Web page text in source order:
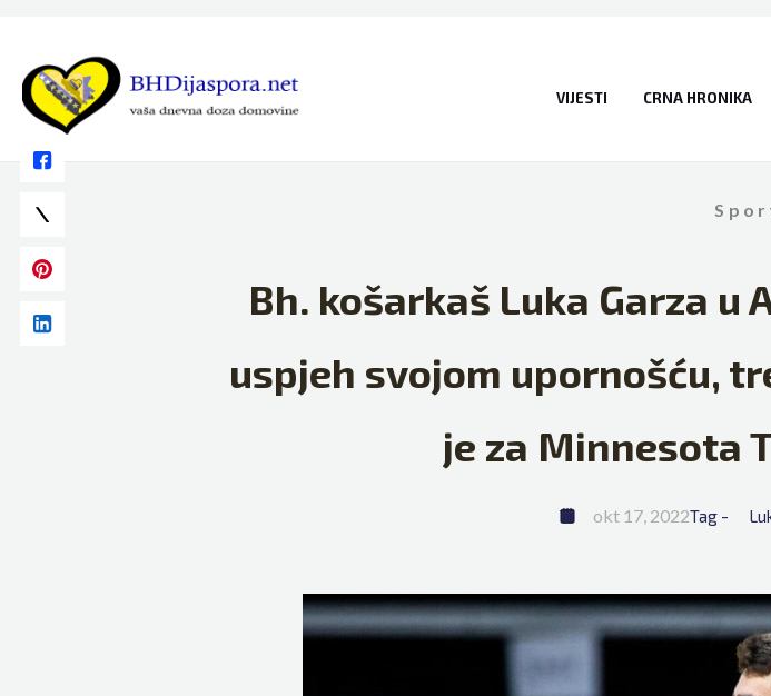
content
VIJESTI CRNA HRONIKA
Bh. košarkaš Luka Garza u
uspjeh svojom upornošću,
je za Minnesota
okt 17, 2022Tag -